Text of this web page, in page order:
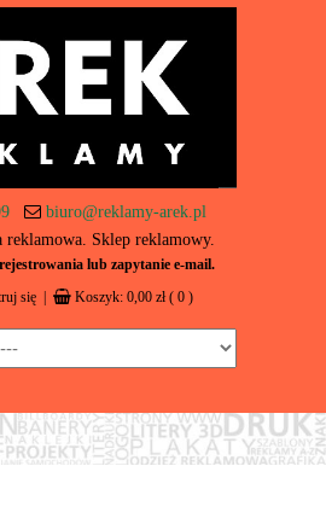
biuro@reklamy-arek.pl
reklamowa. Sklep reklamowy.
lub zapytanie e-mail.
się Koszyk: 0,00 zł ( 0 )